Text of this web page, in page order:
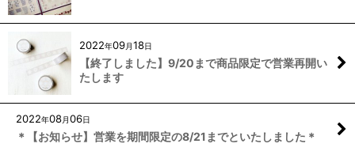
2022年09月18日
【終了しました】9/20まで商品限定で営業再開い
たします
2022年08月06日
＊【お知らせ】営業を期間限定の8/21までといたしました＊